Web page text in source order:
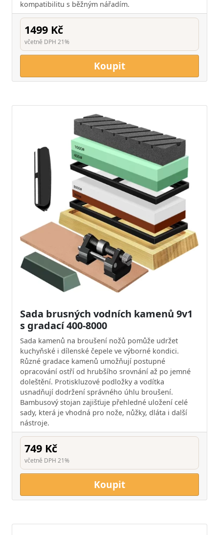
kompatibilitu s běžným nářadím.
1499 Kč
včetně DPH 21%
Koupit
Sada brusných vodních kamenů 9v1
s gradací 400-8000
Sada kamenů na broušení nožů pomůže udržet
kuchyňské i dílenské čepele ve výborné kondici.
Různé gradace kamenů umožňují postupné
opracování ostří od hrubšího srovnání až po jemné
doleštění. Protiskluzové podložky a vodítka
usnadňují dodržení správného úhlu broušení.
Bambusový stojan zajišťuje přehledné uložení celé
sady, která je vhodná pro nože, nůžky, dláta i další
nástroje.
749 Kč
včetně DPH 21%
Koupit